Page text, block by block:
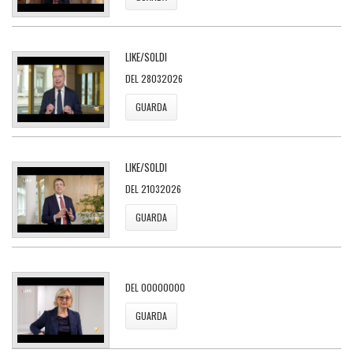
LIKE/SOLDI
DEL 28032026
GUARDA
LIKE/SOLDI
DEL 21032026
GUARDA
DEL 00000000
GUARDA